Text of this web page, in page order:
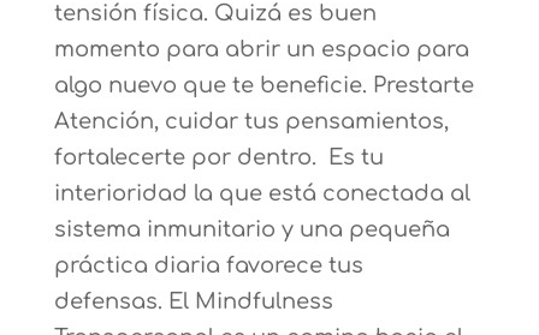
tensión física. Quizá es buen
momento para abrir un espacio para
algo nuevo que te beneficie. Prestarte
Atención, cuidar tus pensamientos,
fortalecerte por dentro. Es tu
interioridad la que está conectada al
sistema inmunitario y una pequeña
práctica diaria favorece tus
defensas. El Mindfulness